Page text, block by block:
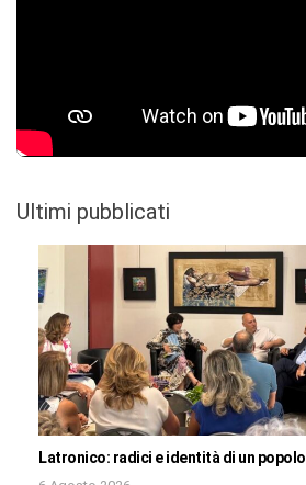
Ultimi pubblicati
Latronico: radici e identità di un popolo